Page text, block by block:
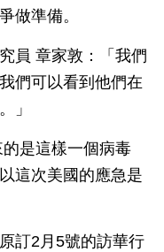
做準備。
員 章家敦：「我們
們可以看到他們在
」
是這樣一個病毒
這次美國的應急是
訂2月5號的訪華行